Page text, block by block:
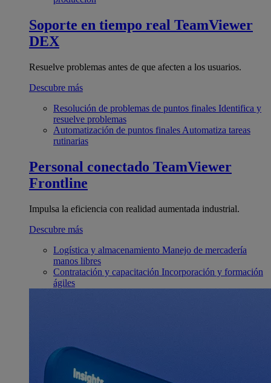
Soporte en tiempo real TeamViewer
DEX
Resuelve problemas antes de que afecten a los usuarios.
Descubre más
Resolución de problemas de puntos finales Identifica y
resuelve problemas
Automatización de puntos finales Automatiza tareas
rutinarias
Personal conectado TeamViewer
Frontline
Impulsa la eficiencia con realidad aumentada industrial.
Descubre más
Logística y almacenamiento Manejo de mercadería
manos libres
Contratación y capacitación Incorporación y formación
ágiles